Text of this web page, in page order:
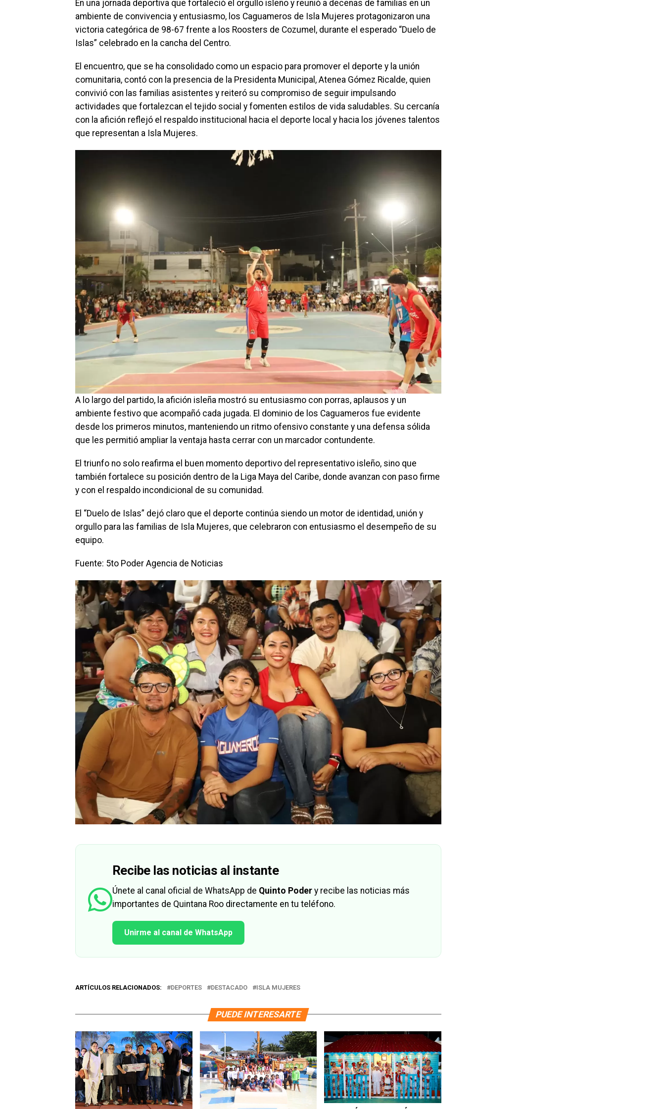
En una jornada deportiva que fortaleció el orgullo isleño y reunió a decenas de familias en un
ambiente de convivencia y entusiasmo, los Caguameros de Isla Mujeres protagonizaron una
victoria categórica de 98-67 frente a los Roosters de Cozumel, durante el esperado “Duelo de
Islas” celebrado en la cancha del Centro.
El encuentro, que se ha consolidado como un espacio para promover el deporte y la unión
comunitaria, contó con la presencia de la Presidenta Municipal, Atenea Gómez Ricalde, quien
convivió con las familias asistentes y reiteró su compromiso de seguir impulsando
actividades que fortalezcan el tejido social y fomenten estilos de vida saludables. Su cercanía
con la afición reflejó el respaldo institucional hacia el deporte local y hacia los jóvenes talentos
que representan a Isla Mujeres.
A lo largo del partido, la afición isleña mostró su entusiasmo con porras, aplausos y un
ambiente festivo que acompañó cada jugada. El dominio de los Caguameros fue evidente
desde los primeros minutos, manteniendo un ritmo ofensivo constante y una defensa sólida
que les permitió ampliar la ventaja hasta cerrar con un marcador contundente.
El triunfo no solo reafirma el buen momento deportivo del representativo isleño, sino que
también fortalece su posición dentro de la Liga Maya del Caribe, donde avanzan con paso firme
y con el respaldo incondicional de su comunidad.
El “Duelo de Islas” dejó claro que el deporte continúa siendo un motor de identidad, unión y
orgullo para las familias de Isla Mujeres, que celebraron con entusiasmo el desempeño de su
equipo.
Fuente: 5to Poder Agencia de Noticias
Recibe las noticias al instante
Únete al canal oficial de WhatsApp de Quinto Poder y recibe las noticias más
importantes de Quintana Roo directamente en tu teléfono.
Unirme al canal de WhatsApp
ARTÍCULOS RELACIONADOS: DEPORTES DESTACADO ISLA MUJERES
PUEDE INTERESARTE